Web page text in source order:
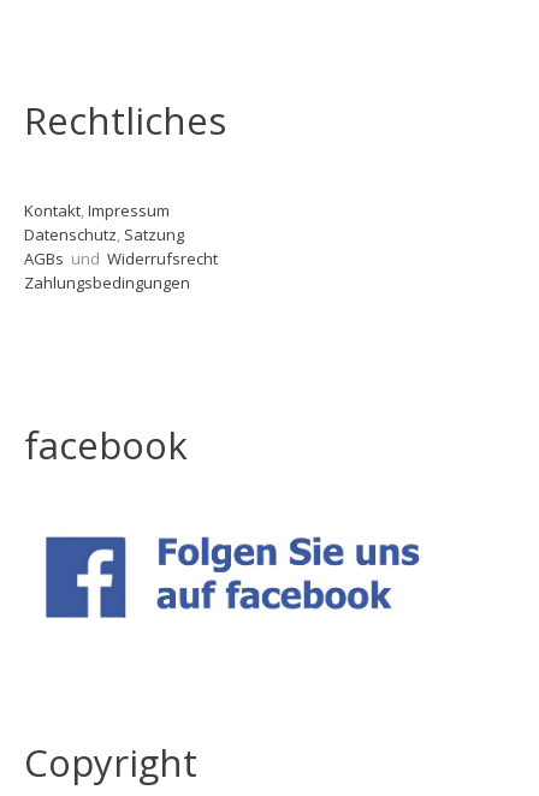
Rechtliches
Kontakt,Impressum
Datenschutz, Satzung
AGBs und Widerrufsrecht
Zahlungsbedingungen
facebook
Copyright